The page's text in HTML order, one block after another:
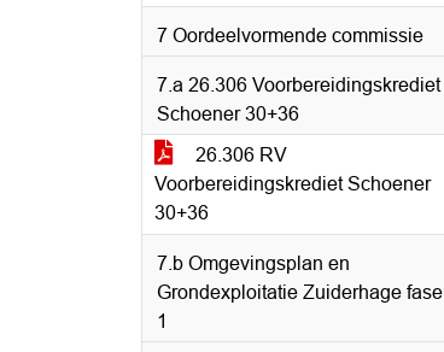
7 Oordeelvormende commissie
7.a 26.306 Voorbereidingskrediet
Schoener 30+36
26.306 RV
Voorbereidingskrediet Schoener
30+36
7.b Omgevingsplan en
Grondexploitatie Zuiderhage fase
1